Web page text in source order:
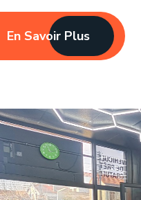
En Savoir Plus